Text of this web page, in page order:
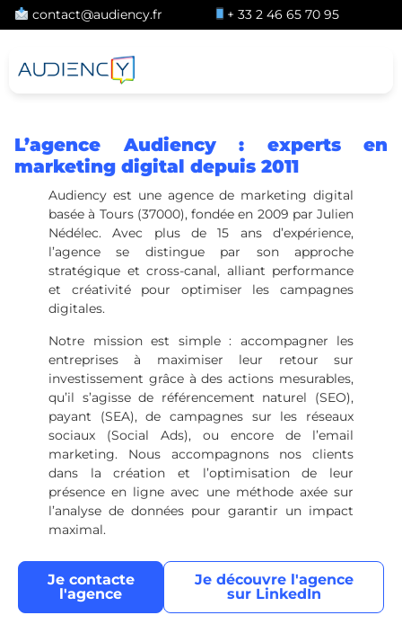
contact@audiency.fr + 33 2 46 65 70 95
L’agence Audiency : experts en
marketing digital depuis 2011
Audiency est une agence de marketing digital
basée à Tours (37000), fondée en 2009 par Julien
Nédélec. Avec plus de 15 ans d’expérience,
l’agence se distingue par son approche
stratégique et cross-canal, alliant performance
et créativité pour optimiser les campagnes
digitales.
Notre mission est simple : accompagner les
entreprises à maximiser leur retour sur
investissement grâce à des actions mesurables,
qu’il s’agisse de référencement naturel (SEO),
payant (SEA), de campagnes sur les réseaux
sociaux (Social Ads), ou encore de l’email
marketing. Nous accompagnons nos clients
dans la création et l’optimisation de leur
présence en ligne avec une méthode axée sur
l’analyse de données pour garantir un impact
maximal.
Je contacte
l'agence
Je découvre l'agence
sur LinkedIn